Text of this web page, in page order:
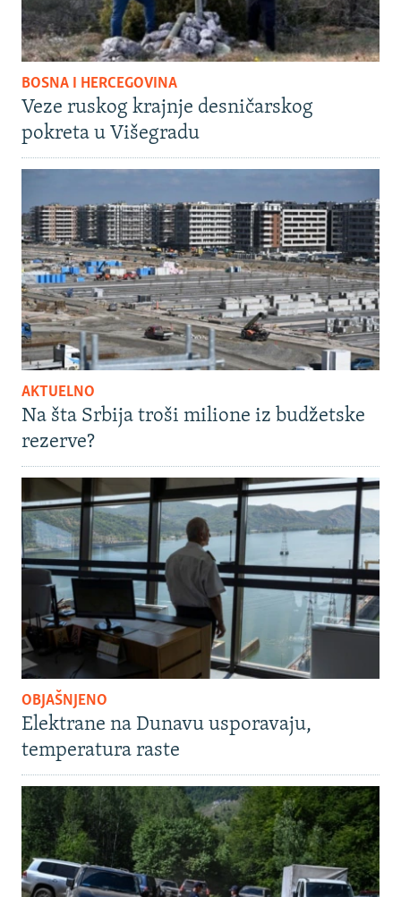
BOSNA I HERCEGOVINA
Veze ruskog krajnje desničarskog
pokreta u Višegradu
AKTUELNO
Na šta Srbija troši milione iz budžetske
rezerve?
OBJAŠNJENO
Elektrane na Dunavu usporavaju,
temperatura raste